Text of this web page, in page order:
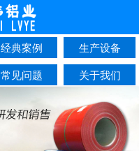
经典案例
生产设备
常见问题
关于我们